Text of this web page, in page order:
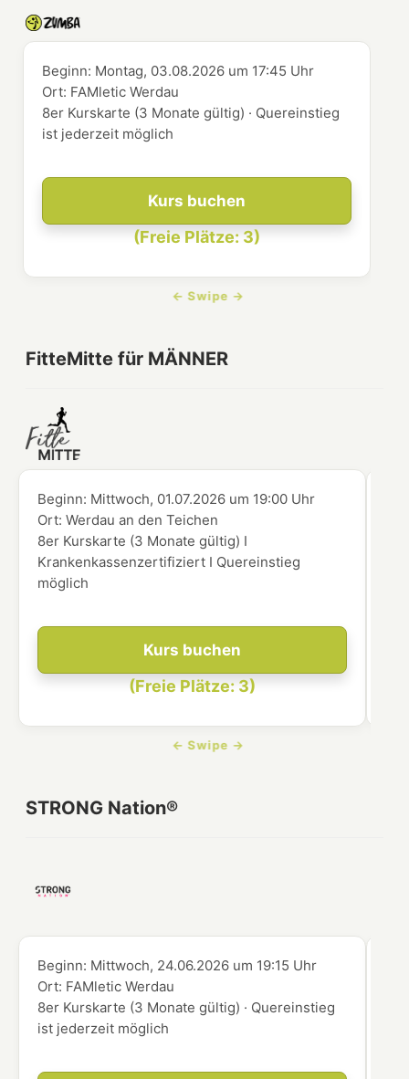
Kurs buchen
(Freie Plätze: 3)
Beginn: Montag, 03.08.2026 um 17:45 Uhr
Ort: FAMletic Werdau
8er Kurskarte (3 Monate gültig) · Quereinstieg
ist jederzeit möglich
FitteMitte für MÄNNER
Kurs buchen
(Freie Plätze: 3)
Beginn: Mittwoch, 01.07.2026 um 19:00 Uhr
Ort:Werdau an den Teichen
8er Kurskarte (3 Monate gültig) I
Krankenkassenzertifiziert I Quereinstieg
möglich
STRONG Nation®
Beginn: Mittwoch, 24.06.2026 um 19:15 Uhr
Ort: FAMletic Werdau
8er Kurskarte (3 Monate gültig) · Quereinstieg
ist jederzeit möglich